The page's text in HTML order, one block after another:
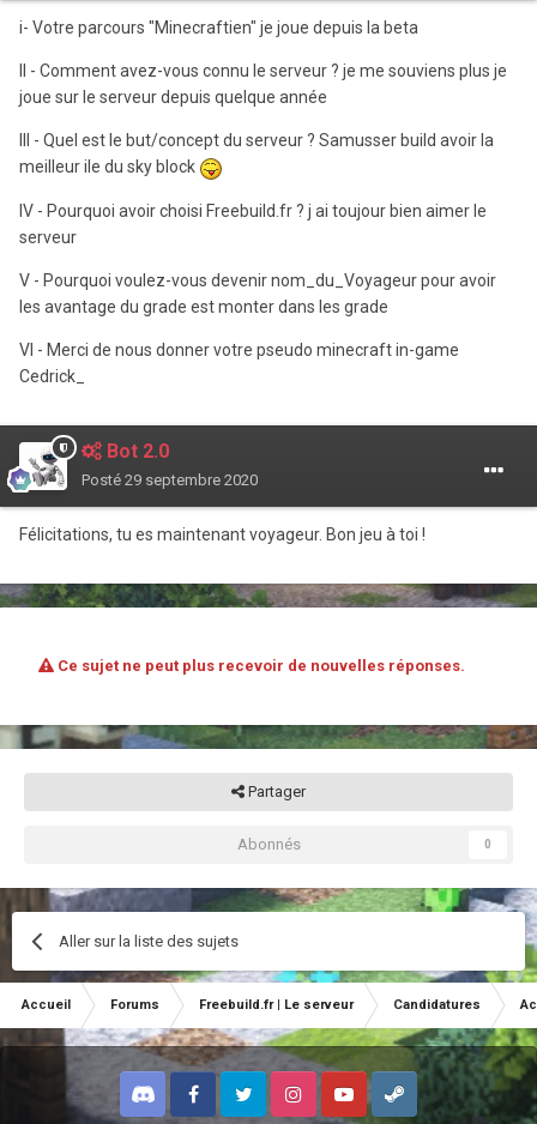
i- Votre parcours "Minecraftien" je joue depuis la beta
II - Comment avez-vous connu le serveur ? je me souviens plus je
joue sur le serveur depuis quelque année
III - Quel est le but/concept du serveur ? Samusser build avoir la
meilleur ile du sky block
IV - Pourquoi avoir choisi Freebuild.fr ? j ai toujour bien aimer le
serveur
V - Pourquoi voulez-vous devenir nom_du_Voyageur pour avoir
les avantage du grade est monter dans les grade
VI - Merci de nous donner votre pseudo minecraft in-game
Cedrick_
Bot 2.0
Posté 29 septembre 2020
Félicitations, tu es maintenant voyageur. Bon jeu à toi !
Ce sujet ne peut plus recevoir de nouvelles réponses.
Partager
Abonnés 0
Aller sur la liste des sujets
Accueil Forums Freebuild.fr | Le serveur Candidatures
Discord FacebookTwitter InstagramYoutubeSteam